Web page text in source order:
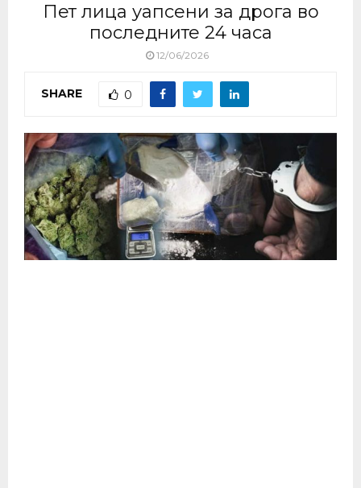
Пет лица уапсени за дрога во
последните 24 часа
12/06/2026
SHARE 0